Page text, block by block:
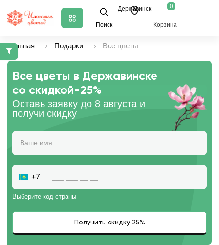
Поиск
Державинск 0
Корзина
Главная Подарки Все цветы
Все цветы в Державинске
со скидкой-25%
Оставь заявку до 8 августа и
получи скидку
+7
Выберите код страны